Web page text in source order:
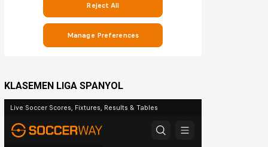
KLASEMEN LIGA SPANYOL